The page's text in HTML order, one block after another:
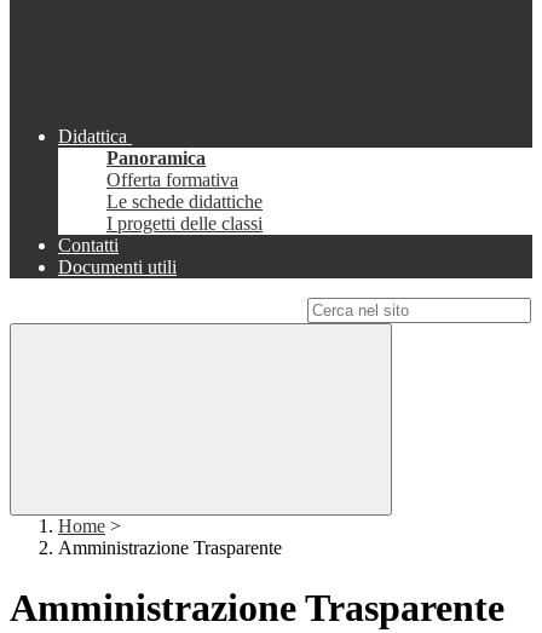
Didattica
Panoramica
Offerta formativa
Le schede didattiche
I progetti delle classi
Contatti
Documenti utili
Home >
Amministrazione Trasparente
Amministrazione Trasparente